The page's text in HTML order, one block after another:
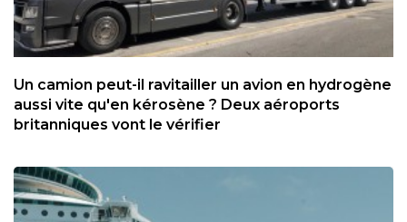
Un camion peut-il ravitailler un avion en hydrogène
aussi vite qu'en kérosène ? Deux aéroports
britanniques vont le vérifier